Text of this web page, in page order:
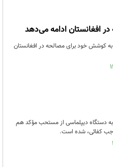
افغانستان ادامه می‌دهد
کوشش خود برای مصالحه در افغانستان
دستگاه دیپلماسی از مستحب مؤکد هم
کفائی، شده است.